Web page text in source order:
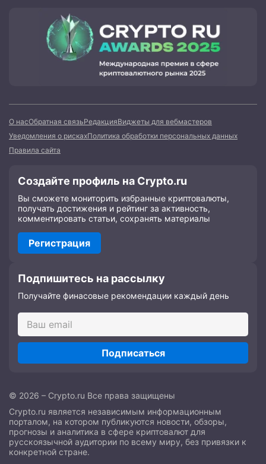
О насОбратная связьРедакцияВиджеты для вебмастеров
Уведомления о рискахПолитика обработки персональных данных
Правила сайта
Создайте профиль на Crypto.ru
Вы сможете мониторить избранные криптовалюты,
получать достижения и рейтинг за активность,
комментировать статьи, сохранять материалы
Регистрация
Подпишитесь на рассылку
Получайте финасовые рекомендации каждый день
Подписаться
© 2026 – Crypto.ru Все права защищены
Crypto.ru является независимым информационным
порталом, на котором публикуются новости, обзоры,
прогнозы и аналитика в сфере криптовалют для
русскоязычной аудитории по всему миру, без привязки к
конкретной стране.